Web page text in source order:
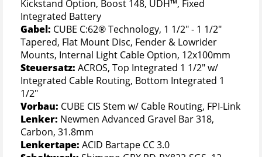
Kickstand Option, Boost 148, UDH™, Fixed
Integrated Battery
Gabel: CUBE C:62® Technology, 1 1/2" - 1 1/2"
Tapered, Flat Mount Disc, Fender & Lowrider
Mounts, Internal Light Cable Option, 12x100mm
Steuersatz: ACROS, Top Integrated 1 1/2" w/
Integrated Cable Routing, Bottom Integrated 1
1/2"
Vorbau: CUBE CIS Stem w/ Cable Routing, FPI-Link
Lenker: Newmen Advanced Gravel Bar 318,
Carbon, 31.8mm
Lenkertape: ACID Bartape CC 3.0